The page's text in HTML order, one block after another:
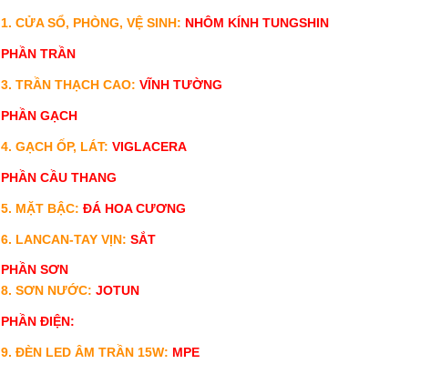
1. CỬA SỔ, PHÒNG, VỆ SINH: NHÔM KÍNH TUNGSHIN
PHẦN TRẦN
3. TRẦN THẠCH CAO:VĨNH TƯỜNG
PHẦN GẠCH
4. GẠCH ỐP, LÁT:VIGLACERA
PHẦN CẦU THANG
5. MẶT BẬC:ĐÁ HOA CƯƠNG
6. LANCAN-TAY VỊN:SẮT
PHẦN SƠN
8. SƠN NƯỚC:JOTUN
PHẦN ĐIỆN:
9. ĐÈN LED ÂM TRẦN 15W: MPE